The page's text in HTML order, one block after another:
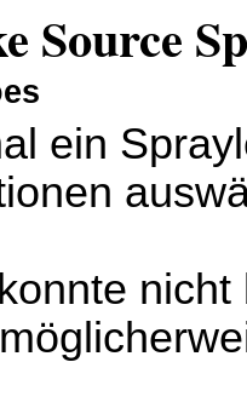
Source
ein